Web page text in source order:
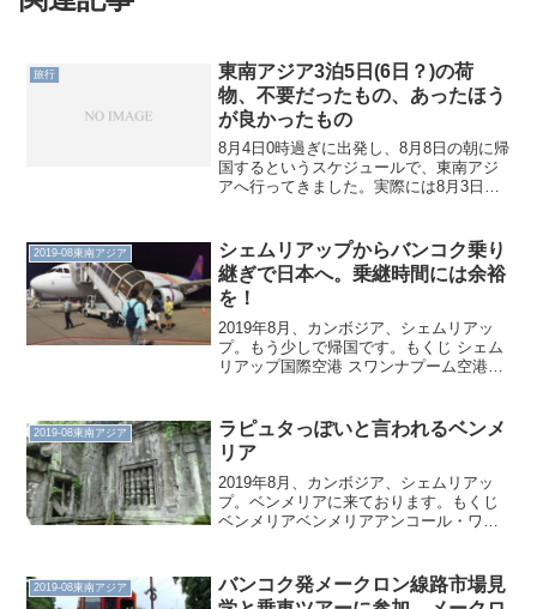
旅行
東南アジア3泊5日(6日？)の荷
物、不要だったもの、あったほう
が良かったもの
8月4日0時過ぎに出発し、8月8日の朝に帰
国するというスケジュールで、東南アジ
アへ行ってきました。実際には8月3日の
内容は別途書くとして、今回は荷物のお
話をします。も...
2019-08東南アジア
シェムリアップからバンコク乗り
継ぎで日本へ。乗継時間には余裕
を！
2019年8月、カンボジア、シェムリアッ
プ。もう少しで帰国です。もくじ シェム
リアップ国際空港 スワンナプーム空港で
ています。ピックアップ場所はタラアン
コールホテルなの...
2019-08東南アジア
ラピュタっぽいと言われるベンメ
リア
2019年8月、カンボジア、シェムリアッ
プ。ベンメリアに来ております。もくじ
ベンメリアベンメリアアンコール・ワッ
がて人々がいなくなり、木々と遺跡が絡
み合っています。こ...
2019-08東南アジア
バンコク発メークロン線路市場見